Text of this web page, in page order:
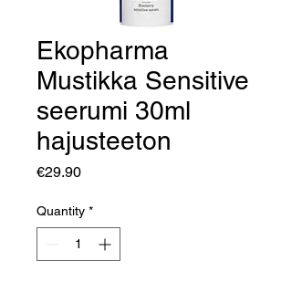
Ekopharma
Mustikka Sensitive
seerumi 30ml
hajusteeton
€29.90Price
Quantity *